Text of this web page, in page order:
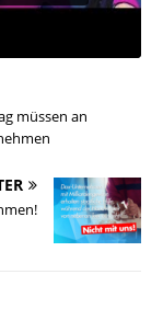
müssen an